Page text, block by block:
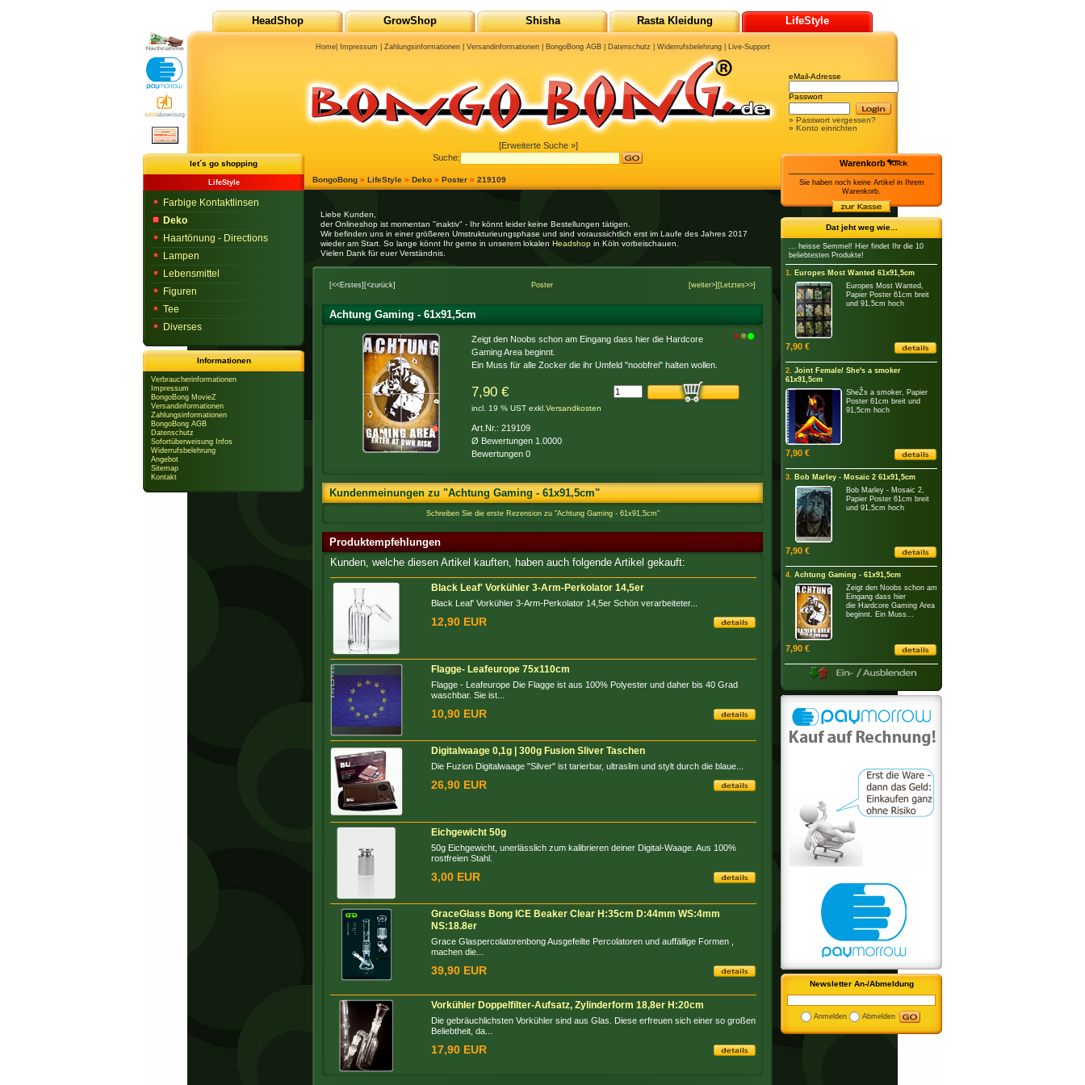
Liebe Kunden,
der Onlineshop ist momentan "inaktiv" - Ihr könnt leider keine Bestellungen tätigen.
Wir befinden uns in einer größeren Umstrukturieungsphase und sind voraussichtlich erst im Laufe des Jahres 2017
wieder am Start. So lange könnt Ihr gerne in unserem lokalen Headshop in Köln vorbeischauen.
Vielen Dank für euer Verständnis.
[<<Erstes] [<zurück] [Letztes>>]
[weiter>]
Poster
Achtung Gaming - 61x91,5cm
Zeigt den Noobs schon am Eingang dass hier die Hardcore
Gaming Area beginnt.
Ein Muss für alle Zocker die ihr Umfeld "noobfrei" halten wollen.
7,90 €
incl. 19 % UST exkl. Versandkosten
Art.Nr.: 219109
Ø Bewertungen 1.0000
Bewertungen 0
Kundenmeinungen zu "Achtung Gaming - 61x91,5cm"
Schreiben Sie die erste Rezension zu "Achtung Gaming - 61x91,5cm"
Produktempfehlungen
Kunden, welche diesen Artikel kauften, haben auch folgende Artikel gekauft:
Black Leaf' Vorkühler 3-Arm-Perkolator 14,5er
Black Leaf' Vorkühler 3-Arm-Perkolator 14,5er Schön verarbeiteter...
12,90 EUR
Flagge- Leafeurope 75x110cm
Flagge - Leafeurope Die Flagge ist aus 100% Polyester und daher bis 40 Grad
waschbar. Sie ist...
10,90 EUR
Digitalwaage 0,1g | 300g Fusion Sliver Taschen
Die Fuzion Digitalwaage "Silver" ist tarierbar, ultraslim und stylt durch die blaue...
26,90 EUR
Eichgewicht 50g
50g Eichgewicht, unerlässlich zum kalibrieren deiner Digital-Waage. Aus 100%
rostfreien Stahl.
3,00 EUR
GraceGlass Bong ICE Beaker Clear H:35cm D:44mm WS:4mm
NS:18.8er
Grace Glaspercolatorenbong Ausgefeilte Percolatoren und auffällige Formen ,
machen die...
39,90 EUR
Vorkühler Doppelfilter-Aufsatz, Zylinderform 18,8er H:20cm
Die gebräuchlichsten Vorkühler sind aus Glas. Diese erfreuen sich einer so großen
Beliebtheit, da...
17,90 EUR
BongoBong » LifeStyle » Deko » Poster » 219109
Warenkorb
Sie haben noch keine Artikel in Ihrem
Warenkorb.
Dat jeht weg wie...
... heisse Semmel! Hier findet Ihr die 10
beliebtesten Produkte!
1. Europes Most Wanted 61x91,5cm
Europes Most Wanted,
Papier Poster 61cm breit
und 91,5cm hoch
7,90 €
2. Joint Female/ She's a smoker
61x91,5cm
SheŽs a smoker, Papier
Poster 61cm breit und
91,5cm hoch
7,90 €
3. Bob Marley - Mosaic 2 61x91,5cm
Bob Marley - Mosaic 2,
Papier Poster 61cm breit
und 91,5cm hoch
7,90 €
4. Achtung Gaming - 61x91,5cm
Zeigt den Noobs schon am
Eingang dass hier
die Hardcore Gaming Area
beginnt. Ein Muss...
7,90 €
Newsletter An-/Abmeldung
Anmelden Abmelden
let´s go shopping
LifeStyle
Farbige Kontaktlinsen
Deko
Haartönung - Directions
Lampen
Lebensmittel
Figuren
Tee
Diverses
Informationen
Verbraucherinformationen
Impressum
BongoBong MovieZ
Versandinformationen
Zahlungsinformationen
BongoBong AGB
Datenschutz
Sofortüberweisung Infos
Widerrufsbelehrung
Angebot
Sitemap
Kontakt
HeadShop GrowShop Shisha Rasta Kleidung LifeStyle
eMail-Adresse
Passwort
» Passwort vergessen?
» Konto einrichten
[Erweiterte Suche »]
Suche:
Home| Impressum Zahlungsinformationen| Versandinformationen| BongoBong AGB| Datenschutz Widerrufsbelehrung| Live-Support